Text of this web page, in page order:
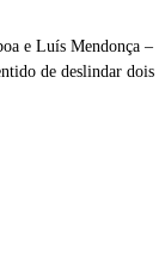
e Luís Mendonça –
de deslindar dois